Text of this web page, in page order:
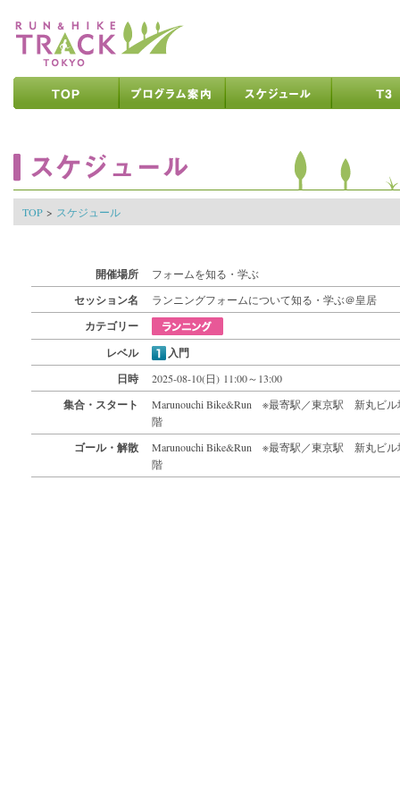
TOP > スケジュール
開催場所 フォームを知る・学ぶ
セッション名 ランニングフォームについて知る・学ぶ＠皇居
カテゴリー
レベル
入門
日時
2025-08-10(日) 11:00～13:00
集合・スタート
Marunouchi Bike&Run ※最寄駅／東京駅 新丸ビル
階
ゴール・解散
Marunouchi Bike&Run ※最寄駅／東京駅 新丸ビル
階